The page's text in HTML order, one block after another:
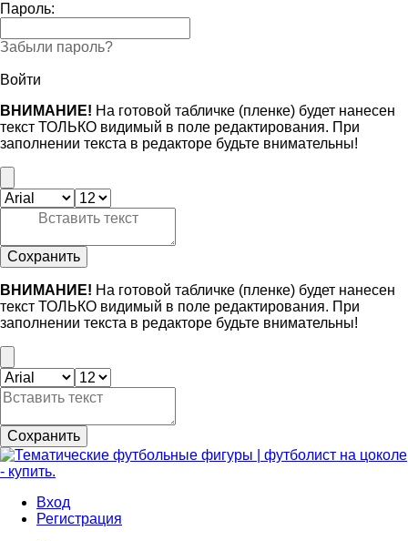
Пароль:
Забыли пароль?
Войти
ВНИМАНИЕ! На готовой табличке (пленке) будет нанесен
текст ТОЛЬКО видимый в поле редактирования. При
заполнении текста в редакторе будьте внимательны!
Сохранить
ВНИМАНИЕ! На готовой табличке (пленке) будет нанесен
текст ТОЛЬКО видимый в поле редактирования. При
заполнении текста в редакторе будьте внимательны!
Сохранить
Вход
Регистрация